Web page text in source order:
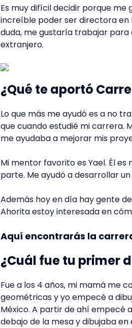
Es muy difícil decidir porque
increíble poder ser directora en
duda, me gustaría trabajar para
extranjero.
¿Qué te aportó
Lo que más me ayudó es a no
que cuando estudié mi carrera.
me ayudaba a mejorar mis
Mi mentor favorito es Yael. Él
parte. Me ayudó a desarrollar
Además hoy en día hay gente
Ahorita estoy interesada en
Aquí encontrarás la
¿Cuál fue tu primer
Fue a los 4 años, mi mamá me
geométricas y yo empecé a
México. A partir de ahí empecé
debajo de la mesa y dibujaba